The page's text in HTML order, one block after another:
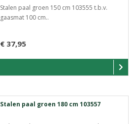
Stalen paal groen 150 cm 103555 t.b.v.
gaasmat 100 cm..
€ 37,95
Stalen paal groen 180 cm 103557